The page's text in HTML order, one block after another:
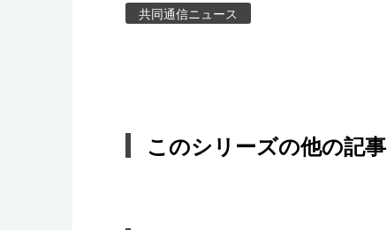
共同通信ニュース
このシリーズの他の記事